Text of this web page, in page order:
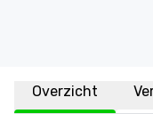
Overzicht